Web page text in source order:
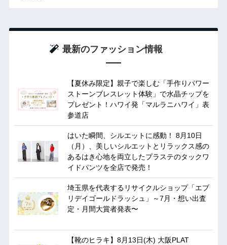
最新のファッション情報
【夏休み限定】親子で楽しむ「手作りパワー
ストーンブレスレット体験」で水晶チップを
プレゼント！ハワイ発「マルラニハワイ」表
参道店
はいた瞬間、シルエットに感動！ 8月10日
（月）、美しいシルエットとリラックス感の
あるはき心地を両立したプラステのタックワ
イドパンツを全店で発売！
埼玉県を代表するリサイクルショップ「エブ
リデイゴールドラッシュ」～7月・想い出査
定・月間大賞者発表〜
【靴のヒラキ】8月13日(木) 大阪PLAT